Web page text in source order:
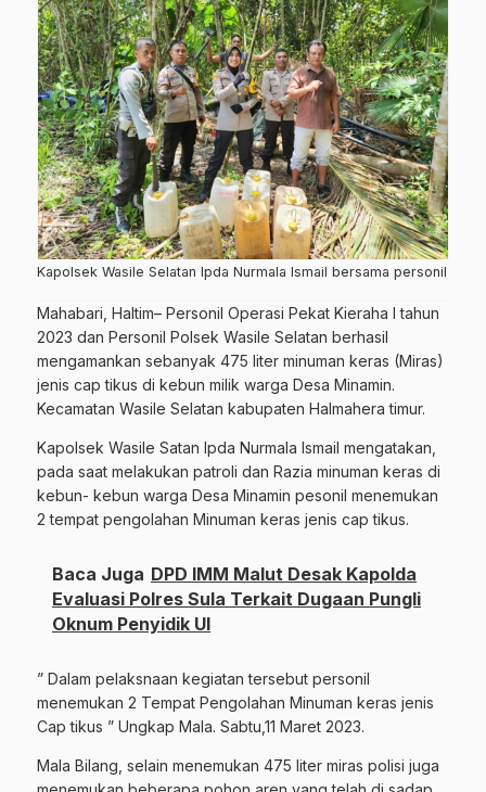
Kapolsek Wasile Selatan Ipda Nurmala Ismail bersama personil
Mahabari, Haltim– Personil Operasi Pekat Kieraha I tahun
2023 dan Personil Polsek Wasile Selatan berhasil
mengamankan sebanyak 475 liter minuman keras (Miras)
jenis cap tikus di kebun milik warga Desa Minamin.
Kecamatan Wasile Selatan kabupaten Halmahera timur.
Kapolsek Wasile Satan Ipda Nurmala Ismail mengatakan,
pada saat melakukan patroli dan Razia minuman keras di
kebun- kebun warga Desa Minamin pesonil menemukan
2 tempat pengolahan Minuman keras jenis cap tikus.
Baca Juga DPD IMM Malut Desak Kapolda
Evaluasi Polres Sula Terkait Dugaan Pungli
Oknum Penyidik UI
” Dalam pelaksnaan kegiatan tersebut personil
menemukan 2 Tempat Pengolahan Minuman keras jenis
Cap tikus ” Ungkap Mala. Sabtu,11 Maret 2023.
Mala Bilang, selain menemukan 475 liter miras polisi juga